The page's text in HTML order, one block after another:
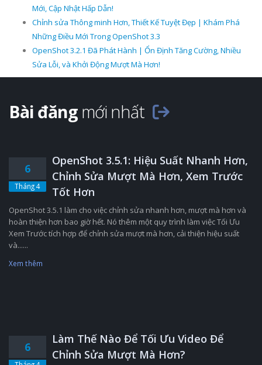
Mới, Cập Nhật Hấp Dẫn!
Chỉnh sửa Thông minh Hơn, Thiết Kế Tuyệt Đẹp | Khám Phá
Những Điều Mới Trong OpenShot 3.3
OpenShot 3.2.1 Đã Phát Hành | Ổn Định Tăng Cường, Nhiều
Sửa Lỗi, và Khởi Động Mượt Mà Hơn!
Bài đăng mới nhất
6
Tháng 4
OpenShot 3.5.1: Hiệu Suất Nhanh Hơn,
Chỉnh Sửa Mượt Mà Hơn, Xem Trước
Tốt Hơn
OpenShot 3.5.1 làm cho việc chỉnh sửa nhanh hơn, mượt mà hơn và
hoàn thiện hơn bao giờ hết. Nó thêm một quy trình làm việc Tối Ưu
Xem Trước tích hợp để chỉnh sửa mượt mà hơn, cải thiện hiệu suất
và......
Xem thêm
6
Làm Thế Nào Để Tối Ưu Video Để
Chỉnh Sửa Mượt Mà Hơn?